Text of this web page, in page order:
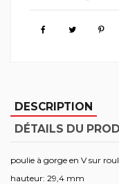
DESCRIPTION
DÉTAILS DU
poulie à gorge en V sur
hauteur: 29,4 mm